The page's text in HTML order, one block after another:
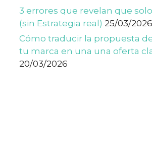
3 errores que revelan que
(sin Estrategia real) 25/03/2026
Cómo traducir la propuesta
tu marca en una una oferta
20/03/2026